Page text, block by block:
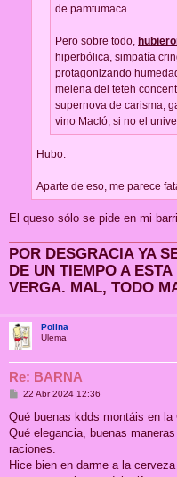
de pamtumaca.
Pero sobre todo,
hiperbólica, simpatía
protagonizando
melena del teteh
supernova de carisma,
vino Macló, si no el
Hubo.
Aparte de eso, me parece
El queso sólo se pide en mi
POR DESGRACIA YA
DE UN TIEMPO A
VERGA. MAL, TODO
Polina
Ulema
Re: BARNA
M
n
a
j
22 Abr 2024 12:36
Qué buenas kdds montáis en la
Qué elegancia, buenas
raciones.
Hice bien en darme a la